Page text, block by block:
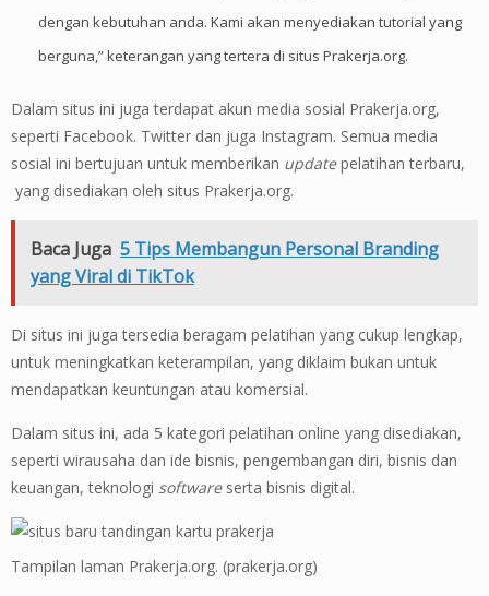
dengan kebutuhan anda. Kami akan menyediakan tutorial yang
berguna,” keterangan yang tertera di situs Prakerja.org.
Dalam situs ini juga terdapat akun media sosial Prakerja.org,
seperti Facebook. Twitter dan juga Instagram. Semua media
sosial ini bertujuan untuk memberikan updatepelatihan terbaru,
yang disediakan oleh situs Prakerja.org.
Baca Juga 5 Tips Membangun Personal Branding
yang Viral di TikTok
Di situs ini juga tersedia beragam pelatihan yang cukup lengkap,
untuk meningkatkan keterampilan, yang diklaim bukan untuk
mendapatkan keuntungan atau komersial.
Dalam situs ini, ada 5 kategori pelatihan online yang disediakan,
seperti wirausaha dan ide bisnis, pengembangan diri, bisnis dan
keuangan, teknologi software serta bisnis digital.
Tampilan laman Prakerja.org. (prakerja.org)